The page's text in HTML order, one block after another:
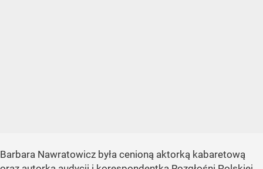
Barbara Nawratowicz była cenioną aktorką kabaretową